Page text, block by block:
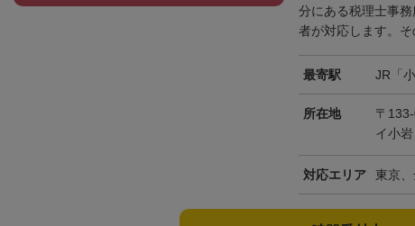
分にある税理士事
者が対応します。
最寄駅 JR「
所在地
〒
イ小
対応エリア 東京